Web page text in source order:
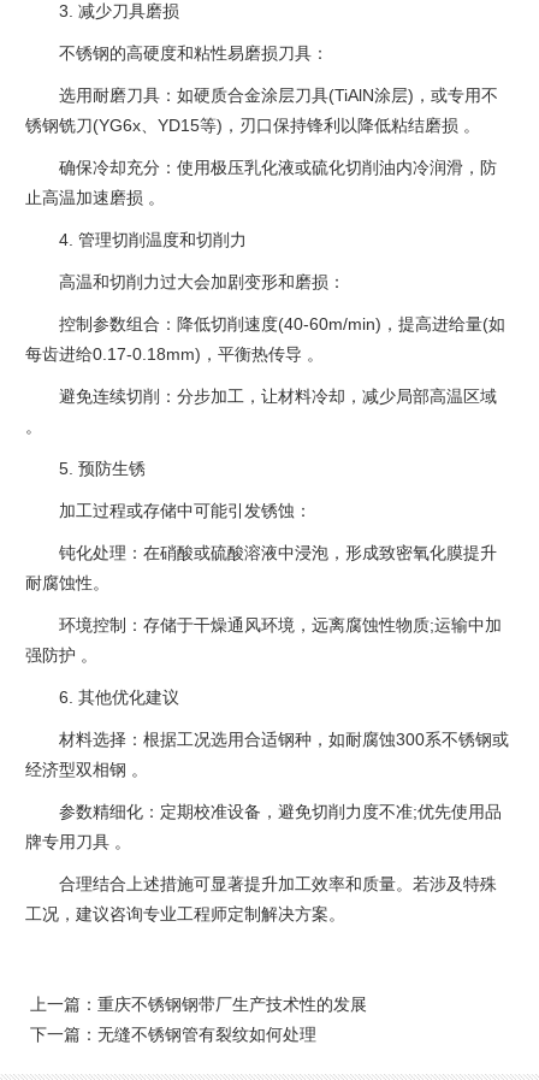
3. ‌减少刀具磨损‌
不锈钢的高硬度和粘性易磨损刀具：
选用耐磨刀具：如硬质合金涂层刀具(TiAlN涂层)，或专用不
锈钢铣刀(YG6x、YD15等)，刃口保持锋利以降低粘结磨损 ‌。
确保冷却充分：使用极压乳化液或硫化切削油内冷润滑，防
止高温加速磨损 ‌。
4. ‌管理切削温度和切削力‌
高温和切削力过大会加剧变形和磨损：
控制参数组合：降低切削速度(40-60m/min)，提高进给量(如
每齿进给0.17-0.18mm)，平衡热传导 ‌。
避免连续切削：分步加工，让材料冷却，减少局部高温区域
‌。
5. ‌预防生锈‌
加工过程或存储中可能引发锈蚀：
钝化处理：在硝酸或硫酸溶液中浸泡，形成致密氧化膜提升
耐腐蚀性。
环境控制：存储于干燥通风环境，远离腐蚀性物质;运输中加
强防护 ‌。
6. ‌其他优化建议‌
‌材料选择‌：根据工况选用合适钢种，如耐腐蚀300系不锈钢或
经济型双相钢 ‌。
‌参数精细化‌：定期校准设备，避免切削力度不准;优先使用品
牌专用刀具 ‌。
合理结合上述措施可显著提升加工效率和质量。若涉及特殊
工况，建议咨询专业工程师定制解决方案。
上一篇：重庆不锈钢钢带厂生产技术性的发展
下一篇：无缝不锈钢管有裂纹如何处理